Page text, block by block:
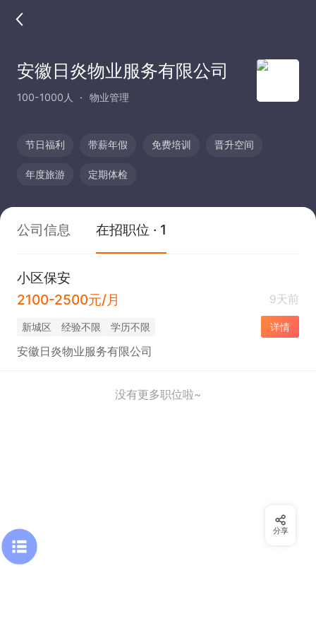
安徽日炎物业服务有限公司
100-1000人 物业管理
节日福利 带薪年假 免费培训 晋升空间
年度旅游 定期体检
公司信息 在招职位 · 1
小区保安
2100-2500元/月
9天前
新城区 经验不限 学历不限 详情
安徽日炎物业服务有限公司
没有更多职位啦~
分享